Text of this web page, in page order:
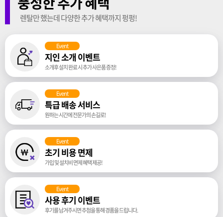
렌탈만 했는데 다양한 추가 혜택까지 펑펑!
Event
지인 소개 이벤트
소개후 설치 완료 시 추가 사은품 증정!
Event
특급 배송 서비스
원하는 시간에 전문가의 손길로!
Event
초기 비용 면제
가입 및 설치비 면제 혜택 제공!
Event
사용 후기 이벤트
후기를 남겨주시면 추첨을 통해 경품을 드립니다.